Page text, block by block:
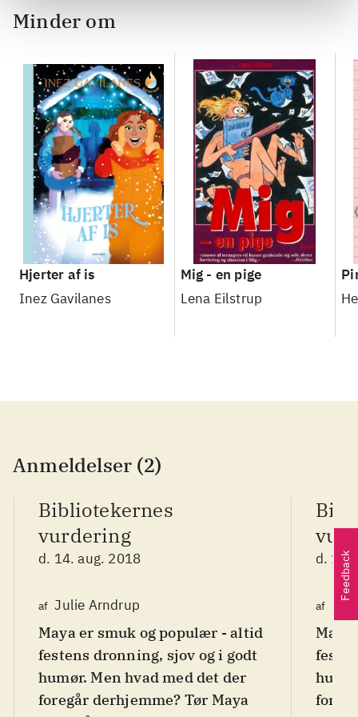
Minder om
Hjerter af is
Inez Gavilanes
Mig - en pige
Lena Eilstrup
Anmeldelser (2)
Bibliotekernes
vurdering
d. 14. aug. 2018
af Julie Arndrup
Maya er smuk og populær - altid
festens dronning, sjov og i godt
humør. Men hvad med det der
foregår derhjemme? Tør Maya
d. 14.
af
Feedback